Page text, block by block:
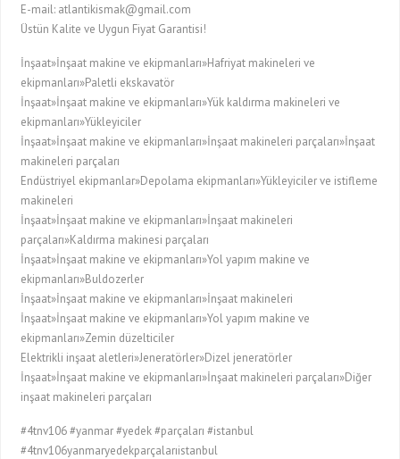
E-mail: atlantikismak@gmail.com
Üstün Kalite ve Uygun Fiyat Garantisi!
İnşaat»İnşaat makine ve ekipmanları»Hafriyat makineleri ve
ekipmanları»Paletli ekskavatör
İnşaat»İnşaat makine ve ekipmanları»Yük kaldırma makineleri ve
ekipmanları»Yükleyiciler
İnşaat»İnşaat makine ve ekipmanları»İnşaat makineleri parçaları»İnşaat
makineleri parçaları
Endüstriyel ekipmanlar»Depolama ekipmanları»Yükleyiciler ve istifleme
makineleri
İnşaat»İnşaat makine ve ekipmanları»İnşaat makineleri
parçaları»Kaldırma makinesi parçaları
İnşaat»İnşaat makine ve ekipmanları»Yol yapım makine ve
ekipmanları»Buldozerler
İnşaat»İnşaat makine ve ekipmanları»İnşaat makineleri
İnşaat»İnşaat makine ve ekipmanları»Yol yapım makine ve
ekipmanları»Zemin düzelticiler
Elektrikli inşaat aletleri»Jeneratörler»Dizel jeneratörler
İnşaat»İnşaat makine ve ekipmanları»İnşaat makineleri parçaları»Diğer
inşaat makineleri parçaları
#4tnv106 #yanmar #yedek #parçaları #istanbul
#4tnv106yanmaryedekparçalarıistanbul